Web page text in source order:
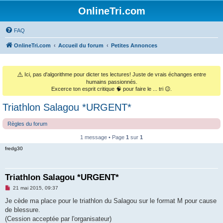
OnlineTri.com
FAQ
OnlineTri.com Accueil du forum Petites Annonces
⚠️ Ici, pas d'algorithme pour dicter tes lectures! Juste de vrais échanges entre
humains passionnés.
Excerce ton esprit critique 🧠 pour faire le ... tri 😉.
Triathlon Salagou *URGENT*
Règles du forum
1 message • Page 1 sur 1
fredg30
Triathlon Salagou *URGENT*
M
s
a
g
21 mai 2015, 09:37
Je cède ma place pour le triathlon du Salagou sur le format M pour cause
de blessure.
(Cession acceptée par l'organisateur)